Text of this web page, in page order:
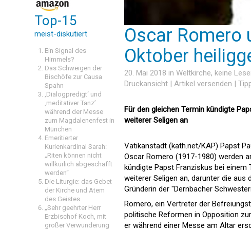
Top-15
meist-diskutiert
Ein Signal des
Himmels?
Das Schweigen der
Bischöfe zur Causa
Spahn
‚Dialogpredigt‘ und
‚meditativer Tanz’
während der Messe
zum Magdalenenfest in
München
Emeritierter
Kurienkardinal Sarah:
„Riten können nicht
willkürlich abgeschafft
werden“
Die Liturgie: das Gebet
der Kirche und Atem
des Geistes
„Sehr geehrter Herr
Erzbischof Koch, mit
großer Verwunderung
Oscar Romero
Oktober
20. Mai 2018 in Weltkirche, keine
Druckansicht | Artikel versenden |
Für den gleichen Termin kündigte
weiterer Seligen an
Vatikanstadt (kath.net/KAP) Papst
Oscar Romero (1917-1980) werden
kündigte Papst Franziskus bei
weiterer Seligen an, darunter die
Gründerin der "Dernbacher
Romero, ein Vertreter der
politische Reformen in Opposition
er während einer Messe am Altar